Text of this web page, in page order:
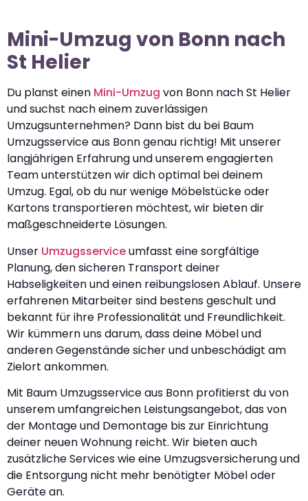
Mini-Umzug von Bonn nach
St Helier
Du planst einen Mini-Umzug von Bonn nach St Helier
und suchst nach einem zuverlässigen
Umzugsunternehmen? Dann bist du bei Baum
Umzugsservice aus Bonn genau richtig! Mit unserer
langjährigen Erfahrung und unserem engagierten
Team unterstützen wir dich optimal bei deinem
Umzug. Egal, ob du nur wenige Möbelstücke oder
Kartons transportieren möchtest, wir bieten dir
maßgeschneiderte Lösungen.
Unser Umzugsserviceumfasst eine sorgfältige
Planung, den sicheren Transport deiner
Habseligkeiten und einen reibungslosen Ablauf. Unsere
erfahrenen Mitarbeiter sind bestens geschult und
bekannt für ihre Professionalität und Freundlichkeit.
Wir kümmern uns darum, dass deine Möbel und
anderen Gegenstände sicher und unbeschädigt am
Zielort ankommen.
Mit Baum Umzugsservice aus Bonn profitierst du von
unserem umfangreichen Leistungsangebot, das von
der Montage und Demontage bis zur Einrichtung
deiner neuen Wohnung reicht. Wir bieten auch
zusätzliche Services wie eine Umzugsversicherung und
die Entsorgung nicht mehr benötigter Möbel oder
Geräte an.